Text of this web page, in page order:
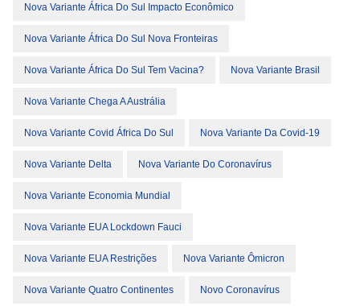
Nova Variante África Do Sul Impacto Econômico
Nova Variante África Do Sul Nova Fronteiras
Nova Variante África Do Sul Tem Vacina? Nova Variante Brasil
Nova Variante Chega A Austrália
Nova Variante Covid África Do Sul Nova Variante Da Covid-19
Nova Variante Delta Nova Variante Do Coronavírus
Nova Variante Economia Mundial
Nova Variante EUA Lockdown Fauci
Nova Variante EUA Restrições Nova Variante Ômicron
Nova Variante Quatro Continentes Novo Coronavírus